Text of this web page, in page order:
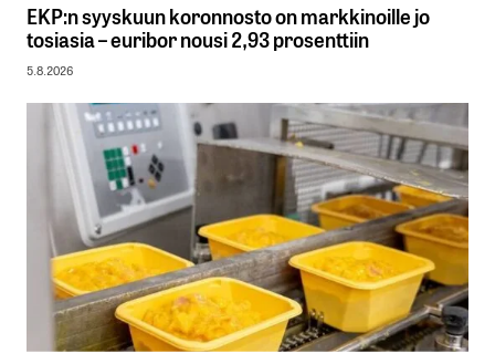
EKP:n syyskuun koronnosto on markkinoille jo
tosiasia – euribor nousi 2,93 prosenttiin
5.8.2026